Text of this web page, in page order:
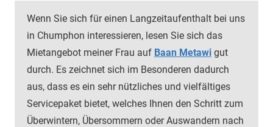
Wenn Sie sich für einen Langzeitaufenthalt bei uns
in Chumphon interessieren, lesen Sie sich das
Mietangebot meiner Frau auf Baan Metawi gut
durch. Es zeichnet sich im Besonderen dadurch
aus, dass es ein sehr nützliches und vielfältiges
Servicepaket bietet, welches Ihnen den Schritt zum
Überwintern, Übersommern oder Auswandern nach